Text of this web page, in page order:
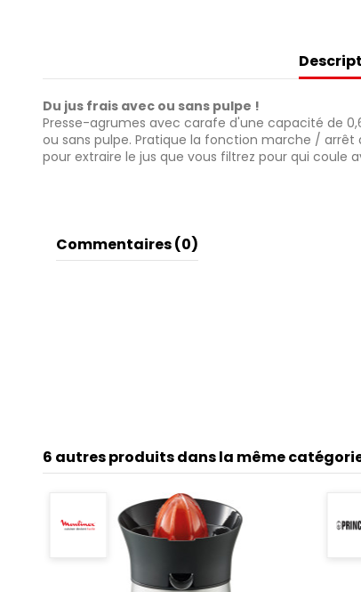
Du jus frais avec ou sans pulpe !
Presse-agrumes avec carafe d'une capacité de
ou sans pulpe. Pratique la fonction marche /
pour extraire le jus que vous filtrez pour qui coule
Commentaires (0)
6 autres produits dans la même